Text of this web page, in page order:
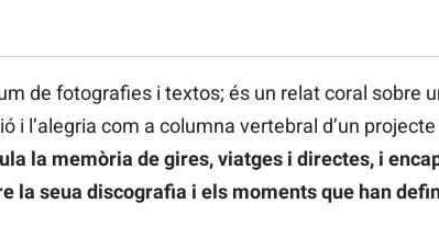
de fotografies i textos; és un relat coral sobre
i l’alegria com a columna vertebral d’un
la memòria de gires, viatges i directes, i
la seua discografia i els moments que han